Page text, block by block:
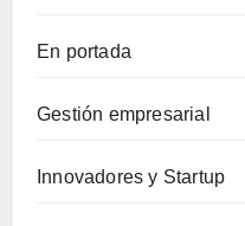
En portada
Gestión empresarial
Innovadores y Startup